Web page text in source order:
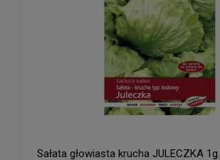
Sałata głowiasta krucha JULECZKA 1g.